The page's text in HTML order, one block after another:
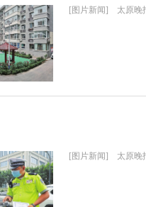
[图片新闻] 太原晚
[图片新闻] 太原晚